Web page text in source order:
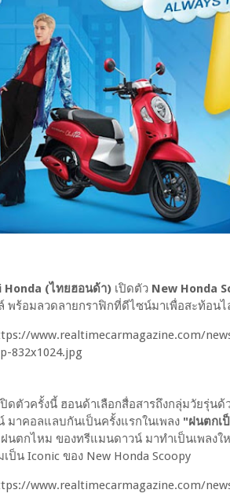
Honda (ไทยฮอนด้า) เปิดตัว New Honda
พร้อมลวดลายกราฟิกที่ดีไซน์มาเพื่อสะท้อน
ปิดตัวครั้งนี้ ฮอนด้าเลือกสื่อสารถึงกลุ่มวัยรุ่
มาคอลแลบกันเป็นครั้งแรกในเพลง "ฝนตกเ
นตกไหม ของทรีแมนดาวน์ มาทำเป็นเพลง
เป็น Iconic ของ New Honda Scoopy